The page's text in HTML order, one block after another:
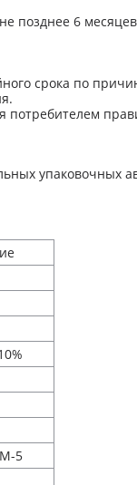
позднее 6
срока по
потребителем
упаковочных
5